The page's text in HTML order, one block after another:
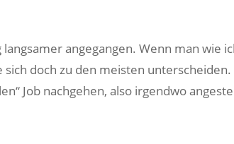
langsamer angegangen. Wenn man wie
sich doch zu den meisten
Job nachgehen, also irgendwo